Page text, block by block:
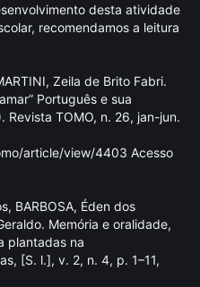
desta atividade
recomendamos a leitura
Zeila de Brito Fabri.
Português e sua
Revista TOMO, n. 26, jan-jun.
article/view/4403 Acesso
BARBOSA, Éden dos
Memória e oralidade,
plantadas na
[S. l.], v. 2, n. 4, p. 1–11,